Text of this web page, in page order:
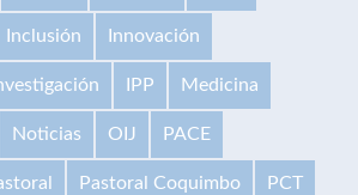
Inclusión Innovación
IPP Medicina
Noticias OIJ PACE
Pastoral Coquimbo PCT